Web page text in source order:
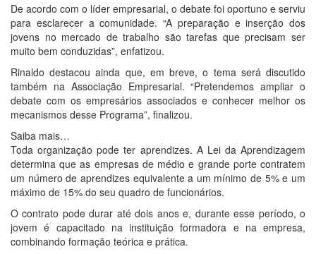
De acordo com o líder empresarial, o debate foi oportuno e serviu
para esclarecer a comunidade. “A preparação e inserção dos
jovens no mercado de trabalho são tarefas que precisam ser
muito bem conduzidas”, enfatizou.
Rinaldo destacou ainda que, em breve, o tema será discutido
também na Associação Empresarial. “Pretendemos ampliar o
debate com os empresários associados e conhecer melhor os
mecanismos desse Programa”, finalizou.
Saiba mais…
Toda organização pode ter aprendizes. A Lei da Aprendizagem
determina que as empresas de médio e grande porte contratem
um número de aprendizes equivalente a um mínimo de 5% e um
máximo de 15% do seu quadro de funcionários.
O contrato pode durar até dois anos e, durante esse período, o
jovem é capacitado na instituição formadora e na empresa,
combinando formação teórica e prática.